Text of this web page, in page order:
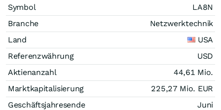
Symbol
LA8N
Branche
Netzwerktechnik
Land
USA
Referenzwährung
USD
Aktienanzahl
44,61 Mio.
Marktkapitalisierung
225,27 Mio. EUR
Geschäftsjahresende
Juni